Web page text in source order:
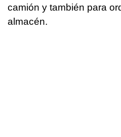
camión y también para
almacén.